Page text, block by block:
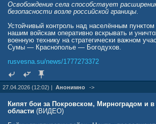
Освобождение села способствует
безопасности возле российской границы.
Устойчивый контроль над населённым пунктом
нашим войскам оперативно вскрывать и
военную технику на стратегически важном
Сумы — Краснополье — Богодухов.
rusvesna.su/news/1777273372
27.04.2026 (12:02) | Анонимно ->
Кипят бои за Покровском, Мирноградом и в
области (ВИДЕО)